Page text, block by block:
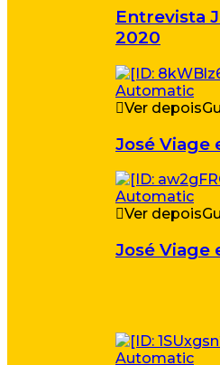
Entrevista
2020
Ver depois
José Viage
Ver depois
José Viage